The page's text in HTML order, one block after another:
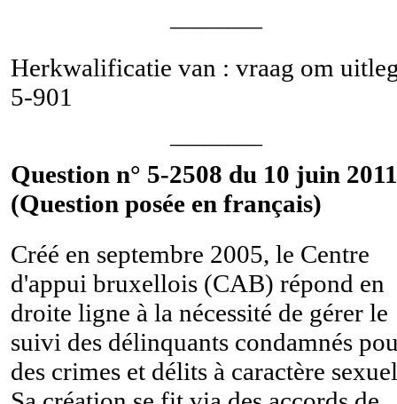
Herkwalificatie van : vraag om
5-901
Question n° 5-2508 du 10 juin
(Question posée en français)
Créé en septembre 2005, le Centre
d'appui bruxellois (CAB) répond en
droite ligne à la nécessité de gérer le
suivi des délinquants condamnés
des crimes et délits à caractère